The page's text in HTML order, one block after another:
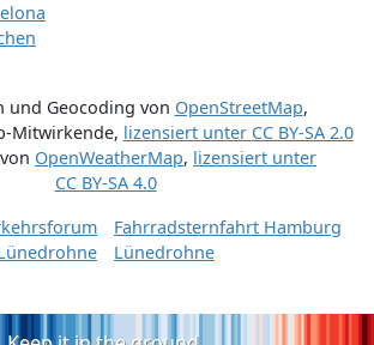
und Geocoding von OpenStreetMap,
Mitwirkende, lizensiert unter CC BY-SA 2.0
OpenWeatherMap, lizensiert unter
CC BY-SA 4.0
Fahrradsternfahrt Hamburg
Lünedrohne